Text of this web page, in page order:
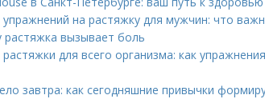
на растяжку для мужчин: что
растяжка вызывает боль
для всего организма: как
завтра: как сегодняшние привычки